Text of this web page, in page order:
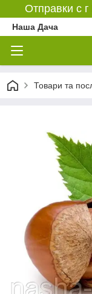
Отправки с
Наша Дача
Товари та